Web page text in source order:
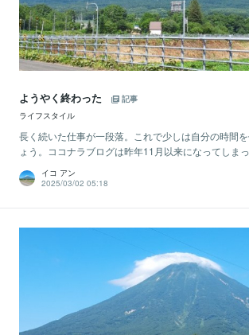
ようやく終わった
記事
ライフスタイル
長く続いた仕事が一段落。これで少しは自分の時間
ょう。ココナラブログは昨年11月以来になってしま
イコ アン
2025/03/02 05:18